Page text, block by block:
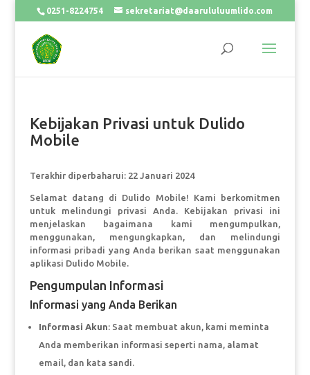
0251-8224754 sekretariat@daarululuumlido.com
Kebijakan Privasi untuk Dulido
Mobile
Terakhir diperbaharui: 22 Januari 2024
Selamat datang di Dulido Mobile! Kami berkomitmen
untuk melindungi privasi Anda. Kebijakan privasi ini
menjelaskan bagaimana kami mengumpulkan,
menggunakan, mengungkapkan, dan melindungi
informasi pribadi yang Anda berikan saat menggunakan
aplikasi Dulido Mobile.
Pengumpulan Informasi
Informasi yang Anda Berikan
Informasi Akun: Saat membuat akun, kami meminta
Anda memberikan informasi seperti nama, alamat
email, dan kata sandi.